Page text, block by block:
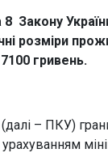
8 Закону
розміри
гривень.
– ПКУ)